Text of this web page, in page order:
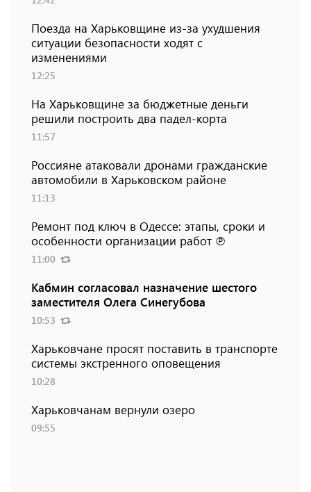
Поезда на Харьковщине из-за ухудшения
ситуации безопасности ходят с
изменениями
12:25
На Харьковщине за бюджетные деньги
решили построить два падел-корта
11:57
Россияне атаковали дронами гражданские
автомобили в Харьковском районе
11:13
Ремонт под ключ в Одессе: этапы, сроки и
особенности организации работ ℗
11:00
Кабмин согласовал назначение шестого
заместителя Олега Синегубова
10:53
Харьковчане просят поставить в транспорте
системы экстренного оповещения
10:28
Харьковчанам вернули озеро
09:55